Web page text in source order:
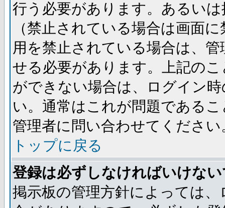
行う必要があります。あるい
（禁止されている場合は画面
用を禁止されている場合は、
せる必要があります。上記の
ができない場合は、ログイン
い。通常はこれが問題である
管理者に問い合わせてください
トップに戻る
登録は必ずしなければいけな
掲示板の管理方針によっては